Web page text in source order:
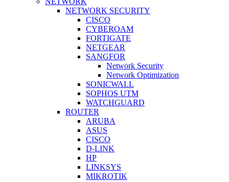
NETWORK SECURITY
CISCO
CYBEROAM
FORTIGATE
NETGEAR
SANGFOR
Network Security
Network Optimization
SONICWALL
SOPHOS UTM
WATCHGUARD
ROUTER
ARUBA
ASUS
CISCO
D-LINK
HP
LINKSYS
MIKROTIK